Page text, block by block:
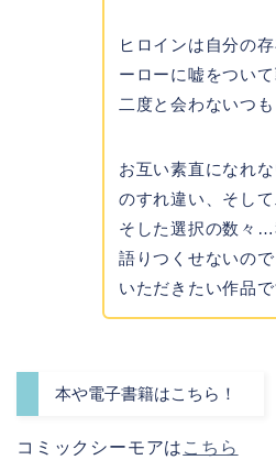
ヒロインは自分の
ーローに嘘をつい
二度と会わないつも
お互い素直になれ
のすれ違い、そし
そした選択の数々…
語りつくせないの
いただきたい作品で
本や電子書籍はこちら！
コミックシーモアは こちら